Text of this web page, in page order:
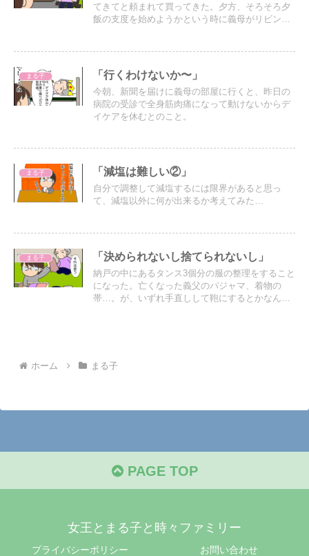
てきてと頼まれて買ってきた。夕方、そろそろ夕
飯の支度を始めようかという時に義母がリビング
まる子 「行くわけないか〜」
今朝、新聞を届けに義母の部屋に行くと、昨日の
病院の受診で全身筋肉痛になって動けないからデ
イケアを休むとのこと。
まる子 「減塩は難しい②」
自分で調整して減塩するには限界があると思っ
て、減塩以外に何が出来るか考えてみた…
まる子 「決められないし捨てられないし」
納戸の中にあるタンス3個分の服の整理をすること
になった。亡くなった義父のパジャマ、着物の
帯…。が、いずれ手直しして鞄にするとかなんと
ホーム まる子
PAGE TOP
女王とまる子と時々ファミリー
プライバシーポリシー お問い合わせ